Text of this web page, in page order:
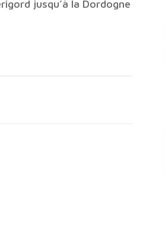
jusqu’à la Dordogne